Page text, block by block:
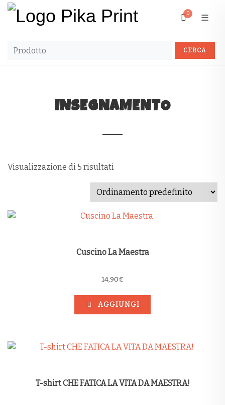
0
INSEGNAMENTO
Visualizzazione di 5 risultati
Cuscino La Maestra
14,90€
AGGIUNGI
T-shirt CHE FATICA LA VITA DA MAESTRA!